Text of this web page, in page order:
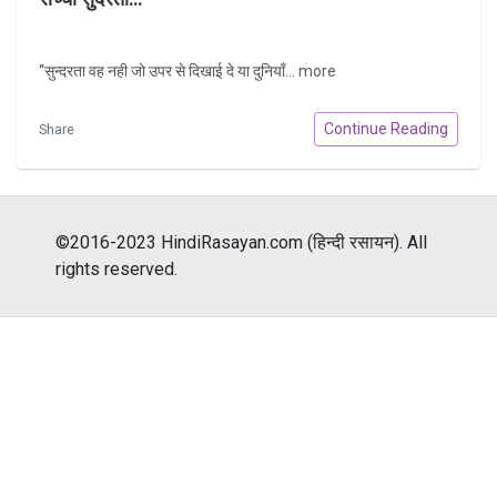
“सुन्दरता वह नही जो उपर से दिखाई दे या दुनियाँ... more
Share Continue Reading
©2016-2023 HindiRasayan.com (हिन्दी रसायन). All
rights reserved.